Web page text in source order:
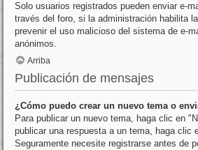
Solo usuarios registrados pueden enviar e-
través del foro, si la administración habilita
prevenir el uso malicioso del sistema de e-
anónimos.
Arriba
Publicación de mensajes
¿Cómo puedo crear un nuevo tema o
Para publicar un nuevo tema, haga clic en
publicar una respuesta a un tema, haga clic
Seguramente necesite registrarse antes de